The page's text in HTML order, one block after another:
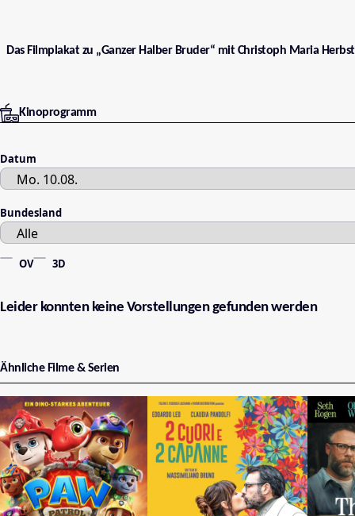
Das Filmplakat zu „Ganzer Halber Bruder“ mit Christoph Maria
Kinoprogramm
Datum
Bundesland
OV 3D
Leider konnten keine Vorstellungen gefunden werden
Ähnliche Filme & Serien